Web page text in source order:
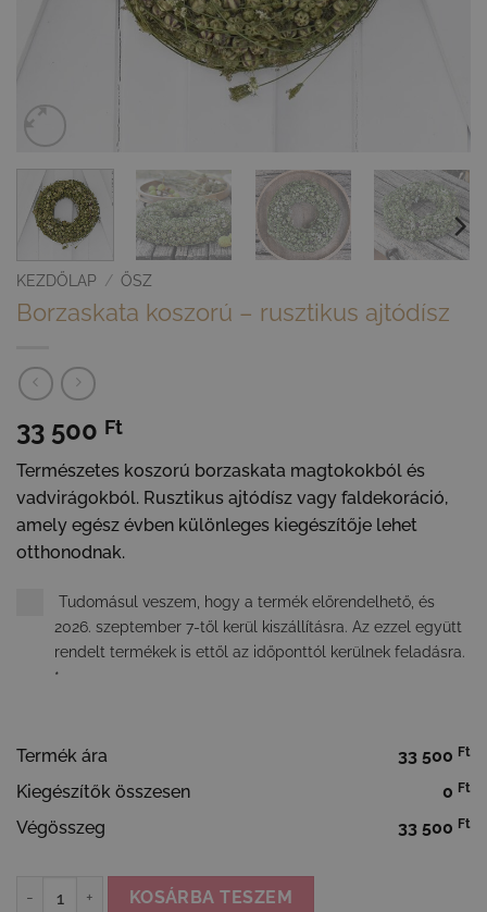
KEZDŐLAP / ŐSZ
Borzaskata koszorú – rusztikus ajtódísz
33 500 Ft
Természetes koszorú borzaskata magtokokból és
vadvirágokból. Rusztikus ajtódísz vagy faldekoráció,
amely egész évben különleges kiegészítője lehet
otthonodnak.
Tudomásul veszem, hogy a termék előrendelhető, és
2026. szeptember 7-től kerül kiszállításra. Az ezzel együtt
rendelt termékek is ettől az időponttól kerülnek feladásra.
*
Termék ára 33 500 Ft
Kiegészítők összesen 0 Ft
Végösszeg 33 500 Ft
Borzaskata koszorú - rusztikus ajtódísz mennyiség
KOSÁRBA TESZEM